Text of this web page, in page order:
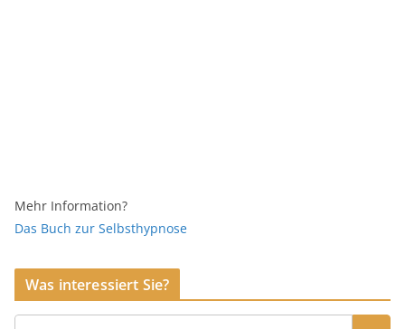
Mehr Information?
Das Buch zur Selbsthypnose
Was interessiert Sie?